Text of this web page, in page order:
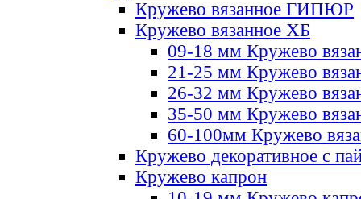
Кружево вязанное ГИПЮР
Кружево вязанное ХБ
09-18 мм Кружево
21-25 мм Кружево
26-32 мм Кружево
35-50 мм Кружево
60-100мм Кружево
Кружево декоративное с
Кружево капрон